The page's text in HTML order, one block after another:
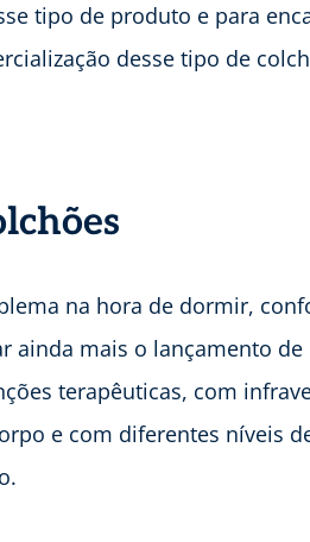
tipo de produto e para
desse tipo de
na hora de dormir,
ainda mais o lançamento
terapêuticas, com
e com diferentes níveis